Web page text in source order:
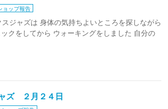
ョップ報告
ジャズは 身体の気持ちよいところを探しながら
クをしてから ウォーキングをしました 自分の
ズ ２月２４日